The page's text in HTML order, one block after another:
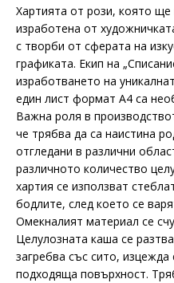
Хартията от рози, която
изработена от
с творби от сферата на
графиката. Екип на
изработването на
един лист формат А4 са
Важна роля в
че трябва да са наистина
отгледани в различни
различното количество
хартия се използват
бодлите, след което се
Омекналият материал се
Целулозната каша се
загребва със сито,
подходяща повърхност.